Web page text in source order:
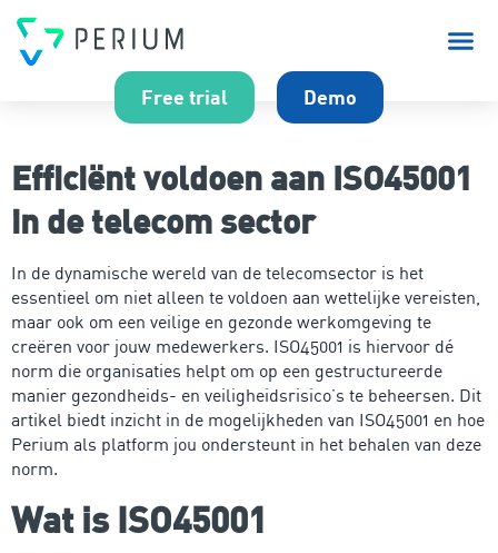
Free trial Demo
Efficiënt voldoen aan ISO45001
in de telecom sector
In de dynamische wereld van de telecomsector is het
essentieel om niet alleen te voldoen aan wettelijke vereisten,
maar ook om een veilige en gezonde werkomgeving te
creëren voor jouw medewerkers. ISO45001 is hiervoor dé
norm die organisaties helpt om op een gestructureerde
manier gezondheids- en veiligheidsrisico’s te beheersen. Dit
artikel biedt inzicht in de mogelijkheden van ISO45001 en hoe
Perium als platform jou ondersteunt in het behalen van deze
norm.
Wat is ISO45001